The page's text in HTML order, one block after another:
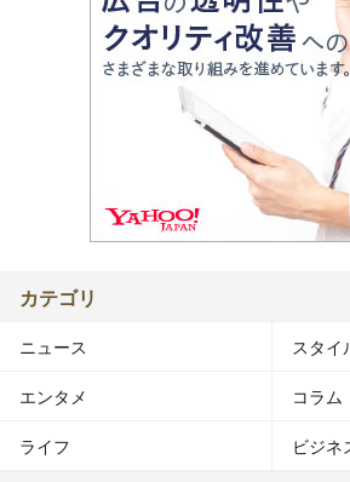
カテゴリ
ニュース スタイ
エンタメ コラム
ライフ ビジネ